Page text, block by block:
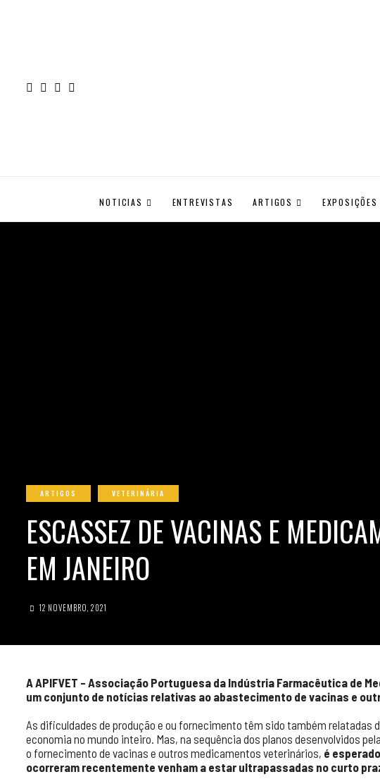
NOTICIAS ENTREVISTAS ARTIGOS EXPOSIÇÕES
ARTIGOS VETERINÁRIA
ESCASSEZ DE VACINAS E
EM JANEIRO
12 NOVEMBRO, 2021
A APIFVET – Associação Portuguesa da Indústria Farmacêutica de
um conjunto de notícias relativas ao abastecimento de vacinas e
As dificuldades de produção e ou fornecimento têm sido também relatadas
economia no mundo inteiro. Mas, na sequência dos planos desenvolvidos
o fornecimento de vacinas e outros medicamentos veterinários, é
ocorreram recentemente venham a estar ultrapassadas no curto